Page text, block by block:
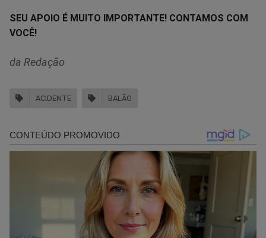
SEU APOIO É MUITO IMPORTANTE! CONTAMOS COM
VOCÊ!
da Redação
ACIDENTE BALÃO